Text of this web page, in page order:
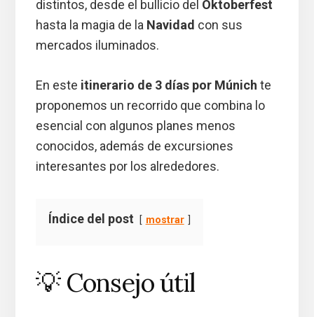
distintos, desde el bullicio del Oktoberfest
hasta la magia de la Navidad con sus
mercados iluminados.
En este itinerario de 3 días por Múnich te
proponemos un recorrido que combina lo
esencial con algunos planes menos
conocidos, además de excursiones
interesantes por los alrededores.
Índice del post mostrar
💡 Consejo útil